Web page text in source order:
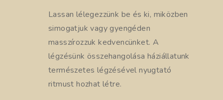
Lassan lélegezzünk be és ki, miközben
simogatjuk vagy gyengéden
masszírozzuk kedvencünket. A
légzésünk összehangolása háziállatunk
természetes légzésével nyugtató
ritmust hozhat létre.